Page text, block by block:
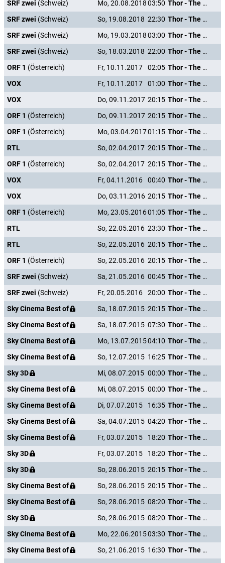
SRF zwei (Schweiz) Mo, 20.08.201803:50
Thor - The Dark Kingdom
SRF zwei (Schweiz) So, 19.08.2018 22:30
Thor - The Dark Kingdom
SRF zwei (Schweiz) Mo, 19.03.201803:00
Thor - The Dark Kingdom
SRF zwei (Schweiz) So, 18.03.2018 22:00
Thor - The Dark Kingdom
ORF 1 (Österreich) Fr, 10.11.2017 02:05
Thor - The Dark Kingdom
VOX
Fr, 10.11.2017 01:00
Thor - The Dark Kingdom
VOX
Do, 09.11.2017 20:15
Thor - The Dark Kingdom
ORF 1 (Österreich) Do, 09.11.2017 20:15
Thor - The Dark Kingdom
ORF 1 (Österreich) Mo, 03.04.201701:15
Thor - The Dark Kingdom
RTL
So, 02.04.2017 20:15
Thor - The Dark Kingdom
ORF 1 (Österreich) So, 02.04.2017 20:15
Thor - The Dark Kingdom
VOX
Fr, 04.11.2016 00:40
Thor - The Dark Kingdom
VOX
Do, 03.11.2016 20:15
Thor - The Dark Kingdom
ORF 1 (Österreich) Mo, 23.05.201601:05
Thor - The Dark Kingdom
RTL
So, 22.05.2016 23:30
Thor - The Dark Kingdom
RTL
So, 22.05.2016 20:15
Thor - The Dark Kingdom
ORF 1 (Österreich) So, 22.05.2016 20:15
Thor - The Dark Kingdom
SRF zwei (Schweiz) Sa, 21.05.2016 00:45
Thor - The Dark Kingdom
SRF zwei (Schweiz) Fr, 20.05.2016 20:00
Thor - The Dark Kingdom
Sky Cinema Best of
Sa, 18.07.2015 20:15
Thor - The Dark Kingdom
Sky Cinema Best of
Sa, 18.07.2015 07:30
Thor - The Dark Kingdom
Sky Cinema Best of
Mo, 13.07.201504:10
Thor - The Dark Kingdom
Sky Cinema Best of
So, 12.07.2015 16:25
Thor - The Dark Kingdom
Sky 3D
Mi, 08.07.2015 00:00
Thor - The Dark Kingdom
Sky Cinema Best of
Mi, 08.07.2015 00:00
Thor - The Dark Kingdom
Sky Cinema Best of
Di, 07.07.2015 16:35
Thor - The Dark Kingdom
Sky Cinema Best of
Sa, 04.07.2015 04:20
Thor - The Dark Kingdom
Sky Cinema Best of
Fr, 03.07.2015 18:20
Thor - The Dark Kingdom
Sky 3D
Fr, 03.07.2015 18:20
Thor - The Dark Kingdom
Sky 3D
So, 28.06.2015 20:15
Thor - The Dark Kingdom
Sky Cinema Best of
So, 28.06.2015 20:15
Thor - The Dark Kingdom
Sky Cinema Best of
So, 28.06.2015 08:20
Thor - The Dark Kingdom
Sky 3D
So, 28.06.2015 08:20
Thor - The Dark Kingdom
Sky Cinema Best of
Mo, 22.06.201503:30
Thor - The Dark Kingdom
Sky Cinema Best of
So, 21.06.2015 16:30
Thor - The Dark Kingdom